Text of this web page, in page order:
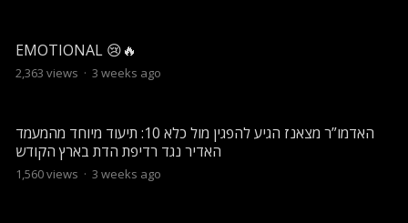
EMOTIONAL 😢🔥
2,363 views · 3 weeks ago
האדמו”ר מצאנז הגיע להפגין מול כלא 10: תיעוד מיוחד מהמעמד
האדיר נגד רדיפת הדת בארץ הקודש
1,560views · 3 weeks ago